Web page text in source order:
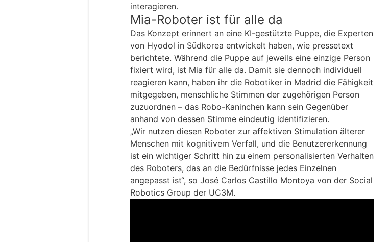
interagieren.
Mia-Roboter ist für alle da
Das Konzept erinnert an eine KI-gestützte Puppe, die Experten
von Hyodol in Südkorea entwickelt haben, wie pressetext
berichtete. Während die Puppe auf jeweils eine einzige Person
fixiert wird, ist Mia für alle da. Damit sie dennoch individuell
reagieren kann, haben ihr die Robotiker in Madrid die Fähigkeit
mitgegeben, menschliche Stimmen der zugehörigen Person
zuzuordnen – das Robo-Kaninchen kann sein Gegenüber
anhand von dessen Stimme eindeutig identifizieren.
„Wir nutzen diesen Roboter zur affektiven Stimulation älterer
Menschen mit kognitivem Verfall, und die Benutzererkennung
ist ein wichtiger Schritt hin zu einem personalisierten Verhalten
des Roboters, das an die Bedürfnisse jedes Einzelnen
angepasst ist“, so José Carlos Castillo Montoya von der Social
Robotics Group der UC3M.